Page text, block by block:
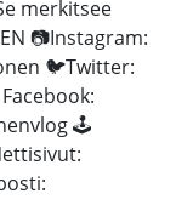
merkitsee
📷Instagram:
🐦Twitter:
🕹️